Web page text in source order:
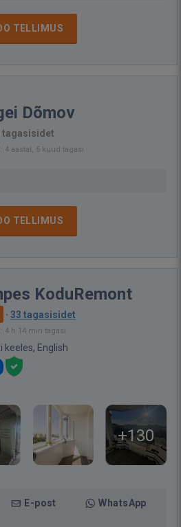
TELLIMUS
Dõmov
tagasisidet
4 aastat, 5 kuud tagasi
TELLIMUS
KoduRemont
· 33 tagasisidet
4 h 14 min tagasi
keeles, English
+130
E-post WhatsApp